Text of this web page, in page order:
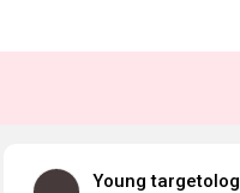
Young targetolog